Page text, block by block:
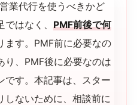
業代行を使うべきかど
ではなく、PMF前後で何
ます。PMF前に必要なの
り、PMF後に必要なのは
です。本記事は、スター
しないために、相談前に